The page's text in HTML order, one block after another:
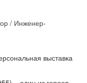
/ Инженер-